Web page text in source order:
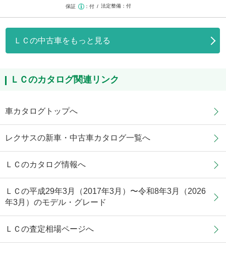
保証 付 法定整備 付
ＬＣの中古車をもっと見る
ＬＣのカタログ関連リンク
車カタログトップへ
レクサスの新車・中古車カタログ一覧へ
ＬＣのカタログ情報へ
ＬＣの平成29年3月（2017年3月）〜令和8年3月（2026
年3月）のモデル・グレード
ＬＣの査定相場ページへ